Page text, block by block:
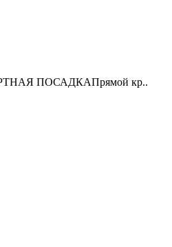
ПОСАДКАПрямой кр..